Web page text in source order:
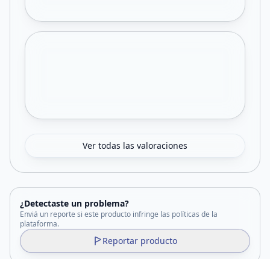
Ver todas las valoraciones
¿Detectaste un problema?
Enviá un reporte si este producto infringe las políticas de la
plataforma.
Reportar producto